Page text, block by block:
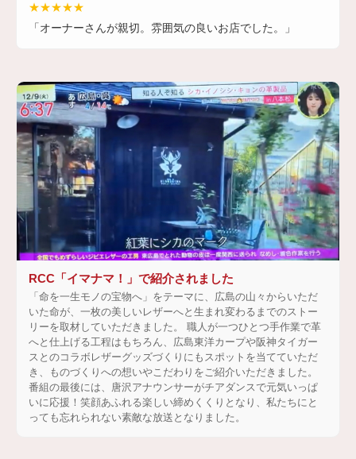
★★★★★
「オーナーさんが親切。雰囲気の良いお店でした。」
RCC「イマナマ！」で紹介されました
「命を一生モノの宝物へ」をテーマに、広島の山々からいただ
いた命が、一枚の美しいレザーへと生まれ変わるまでのストー
リーを取材していただきました。 職人が一つひとつ手作業で革
へと仕上げる工程はもちろん、広島東洋カープや阪神タイガー
スとのコラボレザーグッズづくりにもスポットを当てていただ
き、ものづくりへの想いやこだわりをご紹介いただきました。
番組の最後には、唐沢アナウンサーがチアダンスで元気いっぱ
いに応援！笑顔あふれる楽しい締めくくりとなり、私たちにと
っても忘れられない素敵な放送となりました。